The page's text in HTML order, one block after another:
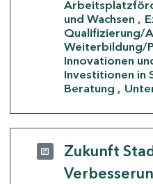
und Wachsen
Qualifizierung/
Weiterbildung/
Innovationen
Investitionen in
Beratung
Zukunft